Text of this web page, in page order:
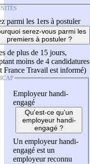
parmi les 1ers à postuler
serez-vous parmi les
premiers à postuler ?
de plus de 15 jours,
moins de 4 candidatures
France Travail est informé)
Employeur handi-
engagé
Qu'est-ce qu'un
employeur handi-
engagé ?
Un employeur handi-
engagé est un
employeur reconnu